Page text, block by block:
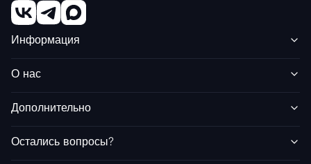
Информация
О нас
Дополнительно
Остались вопросы?